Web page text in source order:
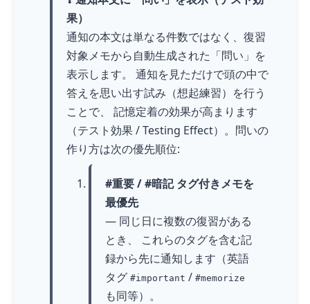
果）
通知の本文は単なる件数ではなく、復習
対象メモから自動生成された「問い」を
表示します。 通知を見ただけで頭の中で
答えを思い出す試み（想起練習）を行う
ことで、 記憶定着の効果が高まります
（テスト効果 / Testing Effect）。問いの
作り方は次の優先順位:
#重要 / #暗記 タグ付きメモを
最優先
— 同じ日に複数の復習がある
とき、 これらのタグを含む記
録から先に通知します（英語
タグ #important / #memorize
も同等）。